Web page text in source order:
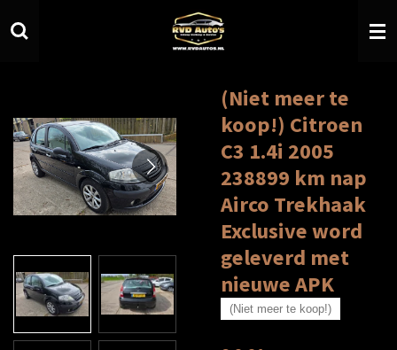
direct
(Niet meer te
koop!) Citroen
C3 1.4i 2005
238899 km nap
Airco Trekhaak
Exclusive word
geleverd met
nieuwe APK
(Niet meer te koop!)